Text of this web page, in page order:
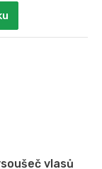
vlasů